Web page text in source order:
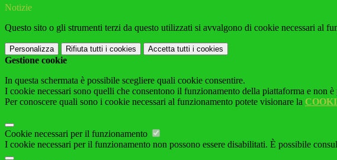
Notizie
Questo sito o gli strumenti terzi da questo utilizzati si avvalgono di cookie necessari al
Personalizza Rifiuta tutti i cookies Accetta tutti i cookies
Gestione cookie
In questa schermata è possibile scegliere quali cookie consentire.
I cookie necessari sono quelli che consentono il funzionamento della piattaforma e non
Per conoscere quali sono i cookie necessari al funzionamento potete visionare la
Cookie necessari per il funzionamento
I cookie necessari per il funzionamento non possono essere disabilitati. È possibile